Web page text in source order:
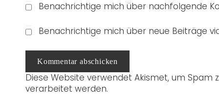
Benachrichtige mich über nachfolgende
Benachrichtige mich über neue Beiträge
Kommentar abschicken
Diese Website verwendet Akismet, um Spam
verarbeitet werden.